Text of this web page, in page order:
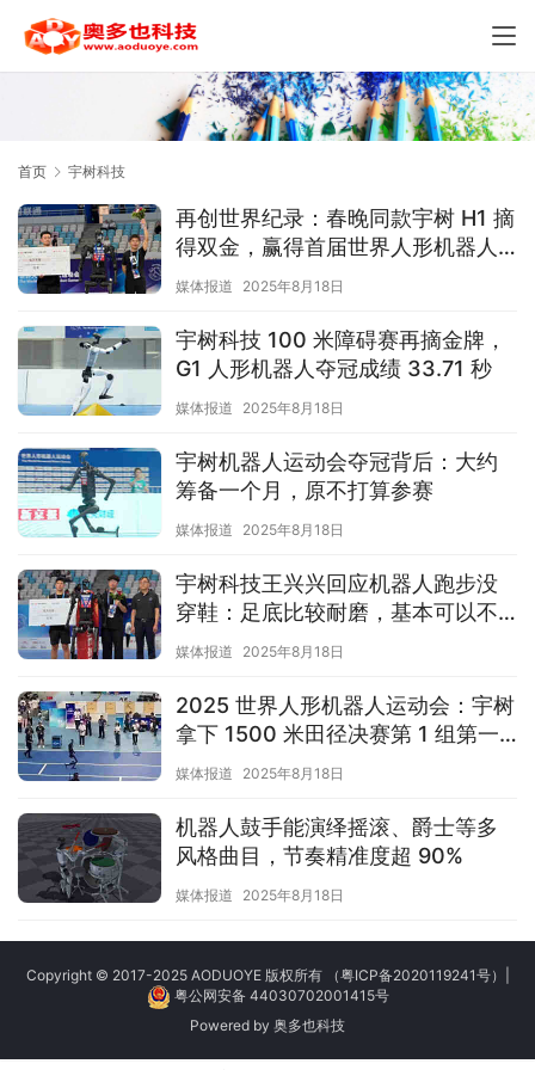
首页 宇树科技
再创世界纪录：春晚同款宇树 H1 摘
得双金，赢得首届世界人形机器人
运动会首日田径赛所有冠军
媒体报道 2025年8月18日
宇树科技 100 米障碍赛再摘金牌，
G1 人形机器人夺冠成绩 33.71 秒
媒体报道 2025年8月18日
宇树机器人运动会夺冠背后：大约
筹备一个月，原不打算参赛
媒体报道 2025年8月18日
宇树科技王兴兴回应机器人跑步没
穿鞋：足底比较耐磨，基本可以不
穿鞋
媒体报道 2025年8月18日
2025 世界人形机器人运动会：宇树
拿下 1500 米田径决赛第 1 组第一
名
媒体报道 2025年8月18日
机器人鼓手能演绎摇滚、爵士等多
风格曲目，节奏精准度超 90%
媒体报道 2025年8月18日
Copyright © 2017-2025 AODUOYE 版权所有 （粤ICP备2020119241号）
粤公网安备 44030702001415号
Powered by 奥多也科技